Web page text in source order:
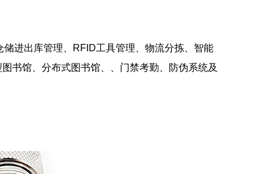
进出库管理、RFID工具管理、物流分拣、智能
书馆、分布式图书馆、、门禁考勤、防伪系统及